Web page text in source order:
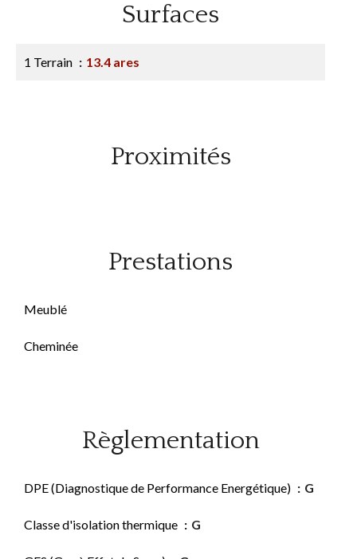
Surfaces
1 Terrain 13.4 ares
Proximités
Prestations
Meublé
Cheminée
Règlementation
DPE (Diagnostique de Performance Energétique) G
Classe d'isolation thermique G